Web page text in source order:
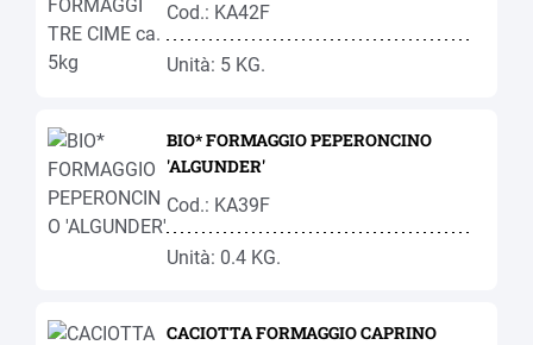
Cod.: KA42F
Unità: 5 KG.
BIO* FORMAGGIO PEPERONCINO
'ALGUNDER'
Cod.: KA39F
Unità: 0.4 KG.
CACIOTTA FORMAGGIO CAPRINO